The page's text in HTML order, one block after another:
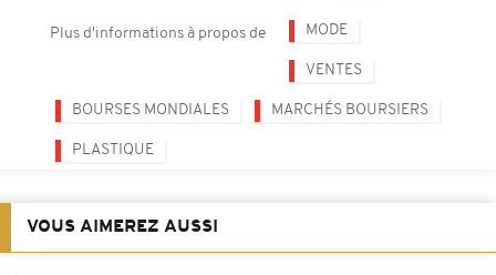
Plus d'informations à propos de MODE
VENTES
BOURSES MONDIALES MARCHÉS BOURSIERS
PLASTIQUE
VOUS AIMEREZ AUSSI